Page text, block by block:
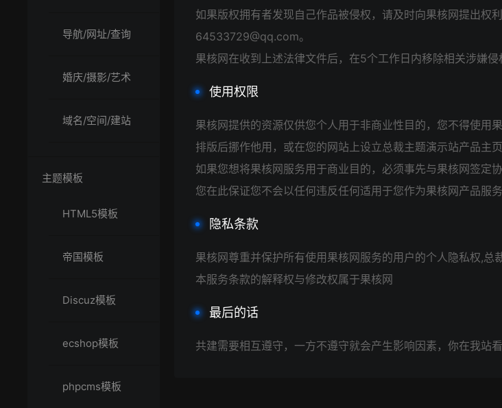
导航/网址/查询
婚庆/摄影/艺术
域名/空间/建站
主题模板
HTML5模板
帝国模板
Discuz模板
ecshop模板
phpcms模板
如果版权拥有者发现自己作品被侵权，请及时向果核网提出权
64533729@qq.com。
果核网在收到上述法律文件后，在5个工作日内移除相关涉嫌侵
使用权限
果核网提供的资源仅供您个人用于非商业性目的，您不得使用
排版后挪作他用，或在您的网站上设立总裁主题演示站产品主
如果您想将果核网服务用于商业目的，必须事先与果核网签定
您在此保证您不会以任何违反任何适用于您作为果核网产品服
隐私条款
果核网尊重并保护所有使用果核网服务的用户的个人隐私权,总
本服务条款的解释权与修改权属于果核网
最后的话
共建需要相互遵守，一方不遵守就会产生影响因素，你在我站